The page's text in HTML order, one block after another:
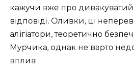
кажучи вже про
відповіді. Оливки, ці
алігіатори, теоретично
Мурчика, однак не варто
вплив